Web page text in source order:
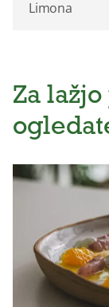
Limona
Za